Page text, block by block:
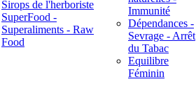
Sirops de l'herboriste
SuperFood -
Superaliments - Raw
Food
Immunité
Dépendances -
Sevrage - Arrêt
du Tabac
Equilibre
Féminin